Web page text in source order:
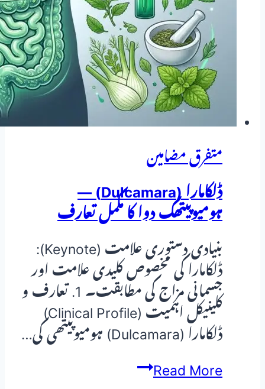
تعارف
متفرق مضامین
ڈلکامارا (Dulcamara) —
ہومیوپیتھک دوا کا مکمل تعارف
بنیادی دستوری علامت (Keynote):
ڈلکامارا کی مخصوص کلیدی علامت اور
جسمانی مزاج کی مطابقت۔ 1. تعارف و
کلینیکل اہمیت (Clinical Profile)
ڈلکامارا (Dulcamara) ہومیوپیتھی کی…
Read Moreڈلکامارا